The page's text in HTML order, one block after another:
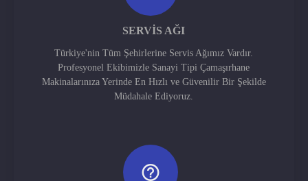
SERVIS AĞI
Türkiye'nin Tüm Şehirlerine Servis Ağımız Vardır.
Profesyonel Ekibimizle Sanayi Tipi Çamaşırhane
Makinalarınıza Yerinde En Hızlı ve Güvenilir Bir Şekilde
Müdahale Ediyoruz.